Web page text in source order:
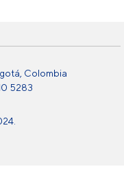
Colombia
5283